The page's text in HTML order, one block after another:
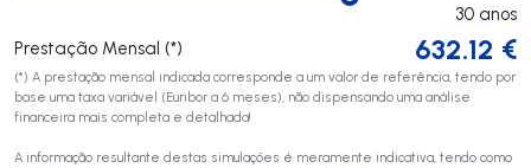
30 anos
Prestação Mensal (*)
632.12 €
(*) A prestação mensal indicada corresponde a um valor de referência, tendo por
base uma taxa variável (Euribor a 6 meses), não dispensando uma análise
financeira mais completa e detalhada!
A informação resultante destas simulações é meramente indicativa, tendo como